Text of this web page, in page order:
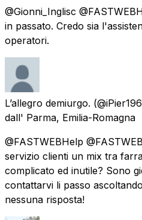
@Gionni_Inglisc
in passato. Credo sia
operatori.
L’allegro demiurgo.
dall' Parma, Emilia-Romagna
@FASTWEBHelp
servizio clienti un mix tra
complicato ed inutile? Sono
contattarvi li passo
nessuna risposta!